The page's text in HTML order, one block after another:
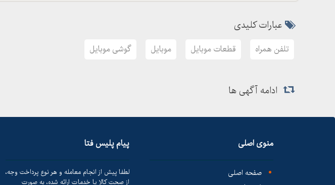
عبارات کلیدی
تلفن همراه قطعات موبایل موبایل گوشی موبایل
ادامه آگهی ها
منوی اصلی
صفحه اصلی
پیام پلیس فتا
لطفا پیش از انجام معامله و هر نوع پرداخت وجه،
از صحت کالا یا خدمات ارائه شده، به صورت